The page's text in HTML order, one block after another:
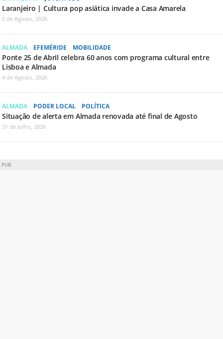
Laranjeiro | Cultura pop asiática invade a Casa Amarela
5 de Agosto, 2026
ALMADA EFEMÉRIDE MOBILIDADE
Ponte 25 de Abril celebra 60 anos com programa cultural entre
Lisboa e Almada
4 de Agosto, 2026
ALMADA PODER LOCAL POLÍTICA
Situação de alerta em Almada renovada até final de Agosto
31 de Julho, 2026
PUB